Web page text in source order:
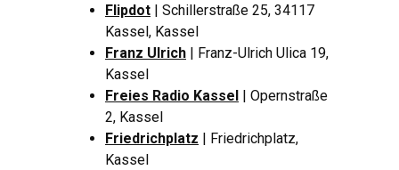
Flipdot | Schillerstraße 25, 34117
Kassel, Kassel
Franz Ulrich | Franz-Ulrich Ulica 19,
Kassel
Freies Radio Kassel | Opernstraße
2, Kassel
Friedrichplatz | Friedrichplatz,
Kassel